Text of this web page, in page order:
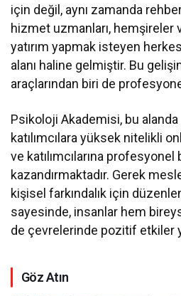
için değil, aynı zamanda
hizmet uzmanları, hemşireler
yatırım yapmak isteyen
alanı haline gelmiştir. Bu
araçlarından biri de
Psikoloji Akademisi, bu
katılımcılara yüksek nitelikli
ve katılımcılarına
kazandırmaktadır. Gerek
kişisel farkındalık için
sayesinde, insanlar hem
de çevrelerinde pozitif etkiler
Göz Atın